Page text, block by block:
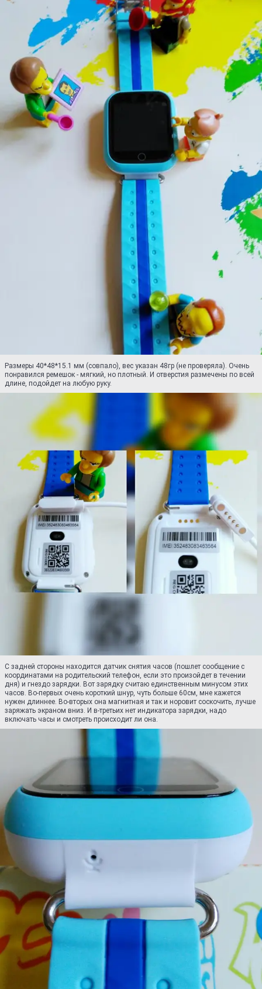
Размеры 40*48*15.1 мм (совпало), вес указан 48гр (не проверяла). Очень
понравился ремешок - мягкий, но плотный. И отверстия размечены по всей
длине, подойдет на любую руку.
С задней стороны находится датчик снятия часов (пошлет сообщение с
координатами на родительский телефон, если это произойдет в течении
дня) и гнездо зарядки. Вот зарядку считаю единственным минусом этих
часов. Во-первых очень короткий шнур, чуть больше 60см, мне кажется
нужен длиннее. Во-вторых она магнитная и так и норовит соскочить, лучше
заряжать экраном вниз. И в-третьих нет индикатора зарядки, надо
включать часы и смотреть происходит ли она.